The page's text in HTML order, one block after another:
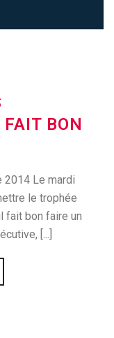
BON
2014 Le mardi
le trophée
fait bon faire un
[...]